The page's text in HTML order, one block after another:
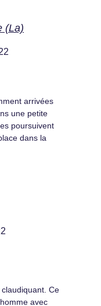
(La)
arrivées
une petite
poursuivent
dans la
Ce
avec